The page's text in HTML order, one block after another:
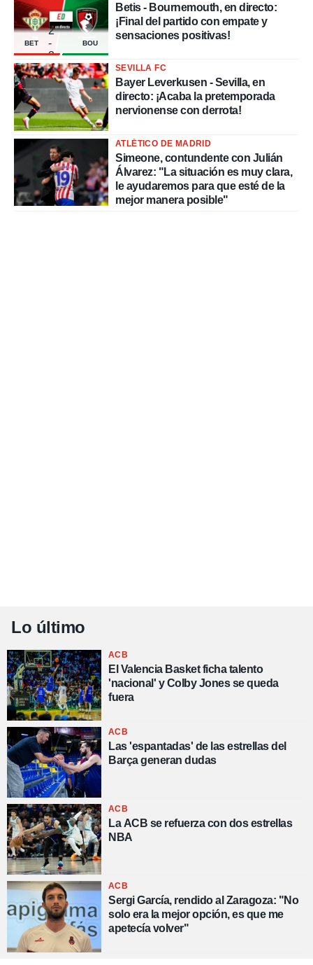
BET
2
-
2
BOU
Betis - Bournemouth, en directo:
¡Final del partido con empate y
sensaciones positivas!
SEVILLA FC
Bayer Leverkusen - Sevilla, en
directo: ¡Acaba la pretemporada
nervionense con derrota!
ATLÉTICO DE MADRID
Simeone, contundente con Julián
Álvarez: "La situación es muy clara,
le ayudaremos para que esté de la
mejor manera posible"
Lo último
ACB
El Valencia Basket ficha talento
'nacional' y Colby Jones se queda
fuera
ACB
Las 'espantadas' de las estrellas del
Barça generan dudas
ACB
La ACB se refuerza con dos estrellas
NBA
ACB
Sergi García, rendido al Zaragoza: "No
solo era la mejor opción, es que me
apetecía volver"